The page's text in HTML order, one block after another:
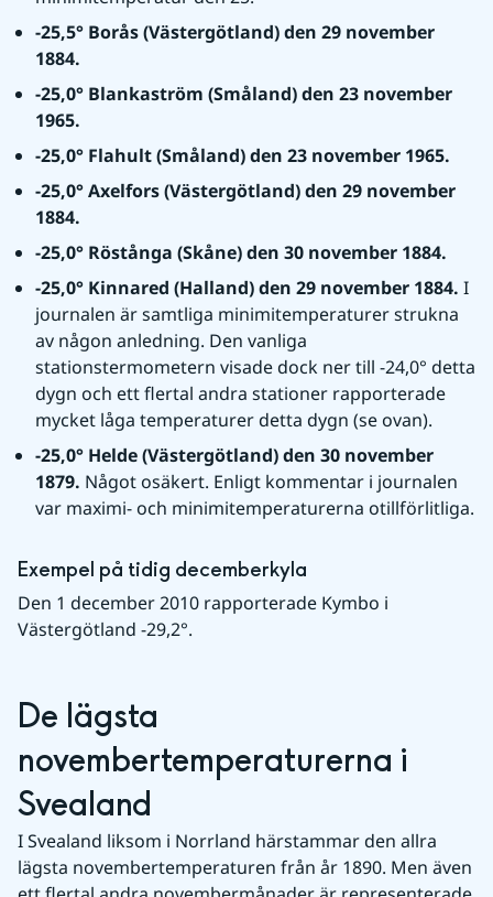
-25,5° Borås (Västergötland) den 29 november
1884.
-25,0° Blankaström (Småland) den 23 november
1965.
-25,0° Flahult (Småland) den 23 november 1965.
-25,0° Axelfors (Västergötland) den 29 november
1884.
-25,0° Röstånga (Skåne) den 30 november 1884.
-25,0° Kinnared (Halland) den 29 november 1884. I
journalen är samtliga minimitemperaturer strukna
av någon anledning. Den vanliga
stationstermometern visade dock ner till -24,0° detta
dygn och ett flertal andra stationer rapporterade
mycket låga temperaturer detta dygn (se ovan).
-25,0° Helde (Västergötland) den 30 november
1879. Något osäkert. Enligt kommentar i journalen
var maximi- och minimitemperaturerna otillförlitliga.
Exempel på tidig decemberkyla
Den 1 december 2010 rapporterade Kymbo i
Västergötland -29,2°.
De lägsta
novembertemperaturerna i
Svealand
I Svealand liksom i Norrland härstammar den allra
lägsta novembertemperaturen från år 1890. Men även